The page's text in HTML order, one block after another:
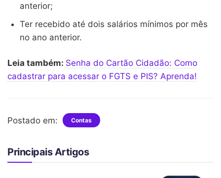
anterior;
Ter recebido até dois salários mínimos por mês
no ano anterior.
Leia também: Senha do Cartão Cidadão: Como
cadastrar para acessar o FGTS e PIS? Aprenda!
Postado em: Contas
Principais Artigos